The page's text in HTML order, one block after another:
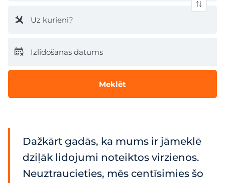
Uz kurieni?
Izlidošanas datums
Meklēt
Dažkārt gadās, ka mums ir jāmeklē
dziļāk lidojumi noteiktos virzienos.
Neuztraucieties, mēs centīsimies šo